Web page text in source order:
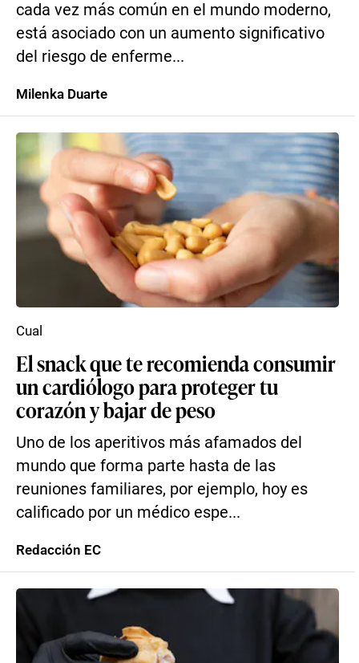
cada vez más común en el mundo moderno,
está asociado con un aumento significativo
del riesgo de enferme...
Milenka Duarte
El snack que te recomienda consumir
un cardiólogo para proteger tu
corazón y bajar de peso
Uno de los aperitivos más afamados del
mundo que forma parte hasta de las
reuniones familiares, por ejemplo, hoy es
calificado por un médico espe...
Cual
Redacción EC